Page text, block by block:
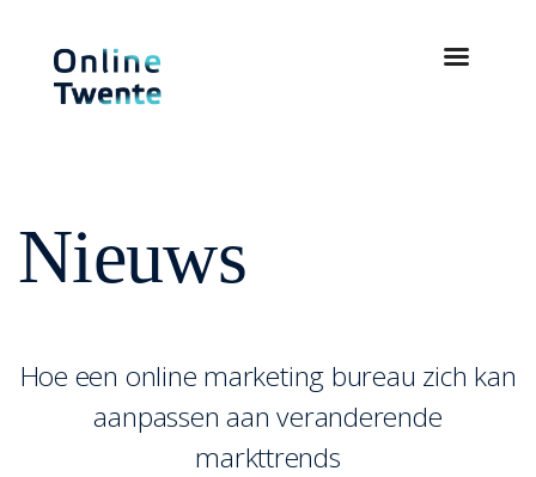
Nieuws
Hoe een online marketing bureau zich kan
aanpassen aan veranderende
markttrends